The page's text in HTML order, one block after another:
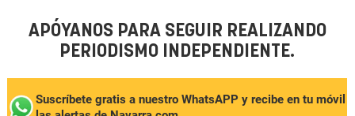
APÓYANOS PARA SEGUIR REALIZANDO
PERIODISMO INDEPENDIENTE.
Suscríbete gratis a nuestro WhatsAPP y recibe en tu móvil